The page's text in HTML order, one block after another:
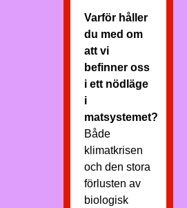
Varför håller
du med om
att vi
befinner oss
i ett nödläge
i
matsystemet?
Både
klimatkrisen
och den stora
förlusten av
biologisk